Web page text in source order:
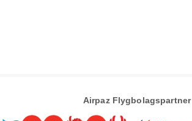
Airpaz Flygbolagspartner